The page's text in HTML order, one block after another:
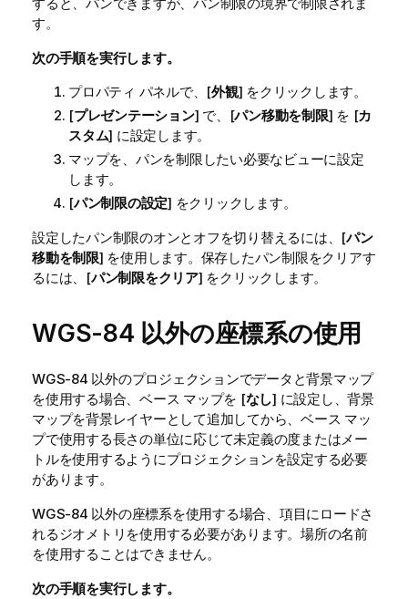
す。
次の手順を実行します。
プロパティ パネルで、[外観] をクリックします。
[プレゼンテーション] で、[パン移動を制限] を [カ
スタム] に設定します。
マップを、パンを制限したい必要なビューに設定
します。
[パン制限の設定] をクリックします。
設定したパン制限のオンとオフを切り替えるには、[パン
移動を制限] を使用します。保存したパン制限をクリアす
るには、[パン制限をクリア] をクリックします。
WGS-84 以外の座標系の使用
WGS-84 以外のプロジェクションでデータと背景マップ
を使用する場合、ベース マップを [なし] に設定し、背景
マップを背景レイヤーとして追加してから、ベース マッ
プで使用する長さの単位に応じて未定義の度またはメー
トルを使用するようにプロジェクションを設定する必要
があります。
WGS-84 以外の座標系を使用する場合、項目にロードさ
れるジオメトリを使用する必要があります。場所の名前
を使用することはできません。
次の手順を実行します。